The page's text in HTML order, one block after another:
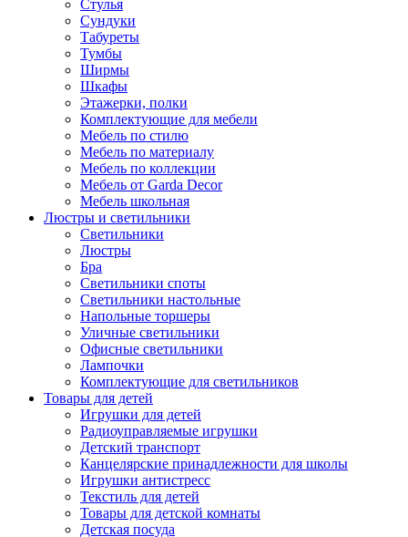
Стулья
Сундуки
Табуреты
Тумбы
Ширмы
Шкафы
Этажерки, полки
Комплектующие для мебели
Мебель по стилю
Мебель по материалу
Мебель по коллекции
Мебель от Garda Decor
Мебель школьная
Люстры и светильники
Светильники
Люстры
Бра
Светильники споты
Светильники настольные
Напольные торшеры
Уличные светильники
Офисные светильники
Лампочки
Комплектующие для светильников
Товары для детей
Игрушки для детей
Радиоуправляемые игрушки
Детский транспорт
Канцелярские принадлежности для школы
Игрушки антистресс
Текстиль для детей
Товары для детской комнаты
Детская посуда